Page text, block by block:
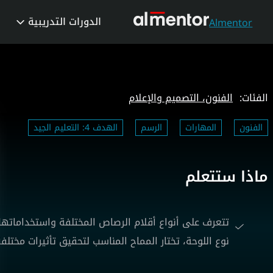
Almentor الدورات التدريبية
الفئات: الفنون، التصميم والإعلام
الفنون المهارات الرسم الهدف 4: التعليم الجيد
ماذا ستتعلم
تتعرف على أنواع أقلام الرصاص المختلفة
نوع اللوحة، تختار المماح المناسب لتحقيق تأثيرات